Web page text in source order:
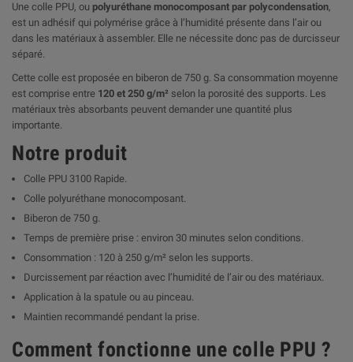
Une colle PPU, ou polyuréthane monocomposant par polycondensation,
est un adhésif qui polymérise grâce à l’humidité présente dans l’air ou
dans les matériaux à assembler. Elle ne nécessite donc pas de durcisseur
séparé.
Cette colle est proposée en biberon de 750 g. Sa consommation moyenne
est comprise entre 120 et 250 g/m² selon la porosité des supports. Les
matériaux très absorbants peuvent demander une quantité plus
importante.
Notre produit
Colle PPU 3100 Rapide.
Colle polyuréthane monocomposant.
Biberon de 750 g.
Temps de première prise : environ 30 minutes selon conditions.
Consommation : 120 à 250 g/m² selon les supports.
Durcissement par réaction avec l’humidité de l’air ou des matériaux.
Application à la spatule ou au pinceau.
Maintien recommandé pendant la prise.
Comment fonctionne une colle PPU ?